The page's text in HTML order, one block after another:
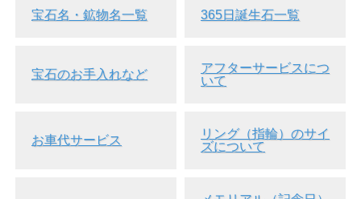
▲ 中央宝石研究所発行 ソ
ーティング画像
ど 詳細はこちら>>
耳用ピアスに仕上げました。
宝石名・鉱物名一覧 365日誕生石一覧
宝石のお手入れなど
アフターサービスにつ
いて
お車代サービス
リング（指輪）のサイ
ズについて